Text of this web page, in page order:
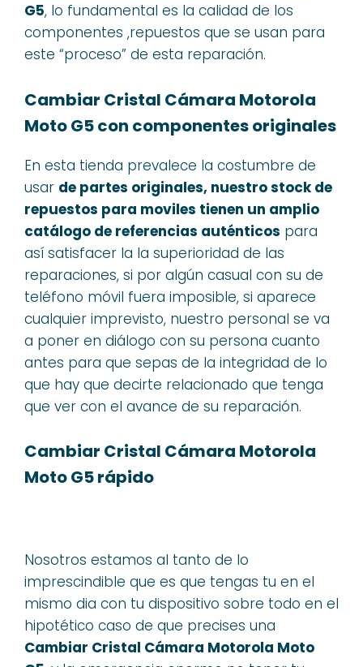
G5, lo fundamental es la calidad de los
componentes ,repuestos que se usan para
este “proceso” de esta reparación.
Cambiar Cristal Cámara Motorola
Moto G5 con componentes originales
En esta tienda prevalece la costumbre de
usar de partes originales, nuestro stock de
repuestos para moviles tienen un amplio
catálogo de referencias auténticos para
así satisfacer la la superioridad de las
reparaciones, si por algún casual con su de
teléfono móvil fuera imposible, si aparece
cualquier imprevisto, nuestro personal se va
a poner en diálogo con su persona cuanto
antes para que sepas de la integridad de lo
que hay que decirte relacionado que tenga
que ver con el avance de su reparación.
Cambiar Cristal Cámara Motorola
Moto G5 rápido
Nosotros estamos al tanto de lo
imprescindible que es que tengas tu en el
mismo dia con tu dispositivo sobre todo en el
hipotético caso de que precises una
Cambiar Cristal Cámara Motorola Moto